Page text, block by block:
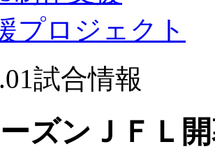
プロジェクト
試合情報
ズンＪＦＬ